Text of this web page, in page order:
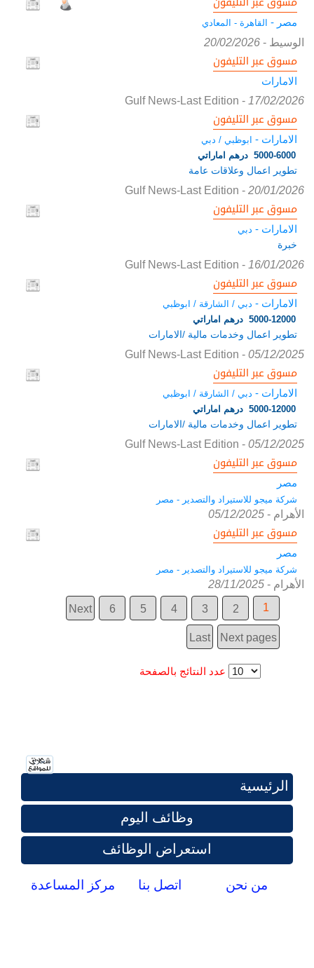
مصر - القاهرة - المعادي
الوسيط -
20/02/2026
مسوق عبر التليفون
الامارات
Gulf News-Last Edition - 17/02/2026
مسوق عبر التليفون
الامارات - ابوظبي / دبي
5000-6000 درهم اماراتي
تطوير اعمال وعلاقات عامة
Gulf News-Last Edition - 20/01/2026
مسوق عبر التليفون
الامارات - دبي
خبرة
Gulf News-Last Edition - 16/01/2026
مسوق عبر التليفون
الامارات - دبي / الشارقة / ابوظبي
5000-12000 درهم اماراتي
تطوير اعمال وخدمات مالية /الامارات
Gulf News-Last Edition - 05/12/2025
مسوق عبر التليفون
الامارات - دبي / الشارقة / ابوظبي
5000-12000 درهم اماراتي
تطوير اعمال وخدمات مالية /الامارات
Gulf News-Last Edition - 05/12/2025
مسوق عبر التليفون
مصر
شركة ميجو للاستيراد والتصدير - مصر
الأهرام -
05/12/2025
مسوق عبر التليفون
مصر
شركة ميجو للاستيراد والتصدير - مصر
الأهرام -
28/11/2025
1
2
3
4
5
6
Next
Next pages
Last
عدد النتائج بالصفحة
الرئيسية
وظائف اليوم
استعراض الوظائف
من نحن اتصل بنا مركز المساعدة